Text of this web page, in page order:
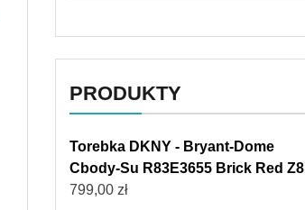
PRODUKTY
Torebka DKNY - Bryant-Dome
Cbody-Su R83E3655 Brick Red Z8I
799,00 zł